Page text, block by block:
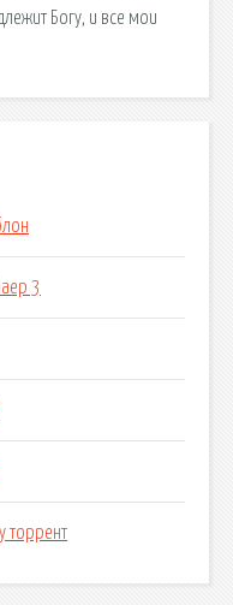
Богу, и все мои
3
торрент